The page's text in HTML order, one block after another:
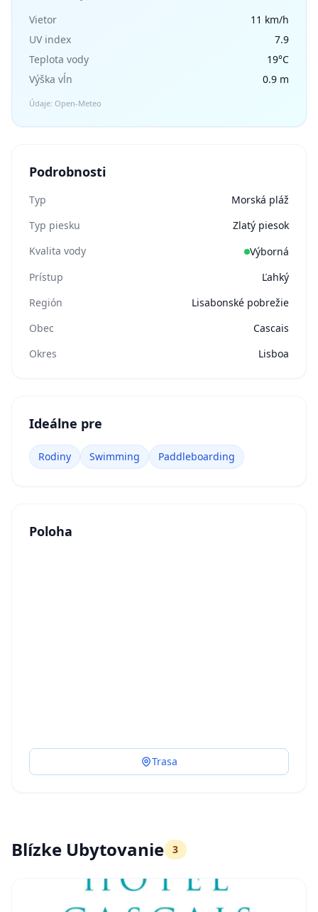
Vietor
11 km/h
UV index
7.9
Teplota vody
19°C
Výška vĺn
0.9 m
Údaje: Open-Meteo
Podrobnosti
Typ
Morská pláž
Typ piesku
Zlatý piesok
Kvalita vody
Výborná
Prístup
Ľahký
Región
Lisabonské pobrežie
Obec
Cascais
Okres
Lisboa
Ideálne pre
Rodiny Swimming Paddleboarding
Poloha
Trasa
Blízke Ubytovanie 3